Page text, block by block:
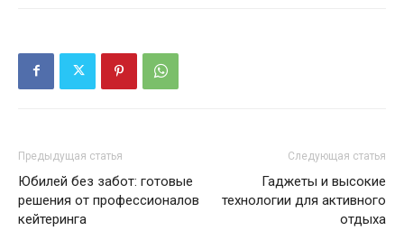
Предыдущая статья
Юбилей без забот: готовые
решения от профессионалов
кейтеринга
Следующая статья
Гаджеты и высокие
технологии для активного
отдыха